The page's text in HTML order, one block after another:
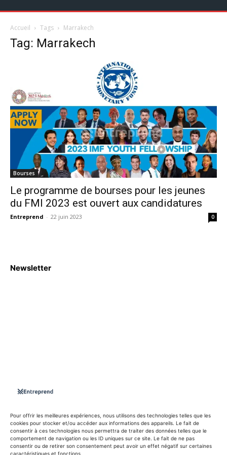
Pour offrir les meilleures expériences, nous utilisons des technologies telles que les
cookies pour stocker et/ou accéder aux informations des appareils. Le fait de
consentir à ces technologies nous permettra de traiter des données telles que le
comportement de navigation ou les ID uniques sur ce site. Le fait de ne pas
consentir ou de retirer son consentement peut avoir un effet négatif sur certaines
caractéristiques et fonctions.
Accueil Tags Marrakech
Tag: Marrakech
Bourses
Le programme de bourses pour les jeunes
du FMI 2023 est ouvert aux candidatures
Entreprend - 22 juin 2023 0
info@entreprend.net
Newsletter